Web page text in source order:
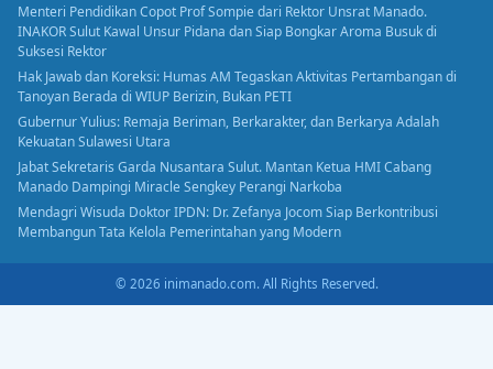
Menteri Pendidikan Copot Prof Sompie dari Rektor Unsrat Manado.
INAKOR Sulut Kawal Unsur Pidana dan Siap Bongkar Aroma Busuk di
Suksesi Rektor
Hak Jawab dan Koreksi: Humas AM Tegaskan Aktivitas Pertambangan di
Tanoyan Berada di WIUP Berizin, Bukan PETI
Gubernur Yulius: Remaja Beriman, Berkarakter, dan Berkarya Adalah
Kekuatan Sulawesi Utara
Jabat Sekretaris Garda Nusantara Sulut. Mantan Ketua HMI Cabang
Manado Dampingi Miracle Sengkey Perangi Narkoba
Mendagri Wisuda Doktor IPDN: Dr. Zefanya Jocom Siap Berkontribusi
Membangun Tata Kelola Pemerintahan yang Modern
© 2026 inimanado.com. All Rights Reserved.